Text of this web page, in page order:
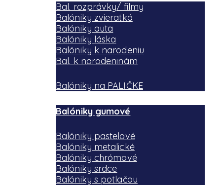
Bal. rozprávky/ filmy
Balóniky zvieratká
Balóniky auta
Balóniky láska
Balóniky k narodeniu
Bal. k narodeninám
Balóniky na PALIČKE
Balóniky gumové
Balóniky pastelové
Balóniky metalické
Balóniky chrómové
Balóniky srdce
Balóniky s potlačou